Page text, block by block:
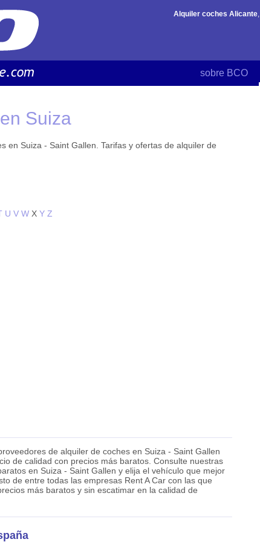
Suiza
en Suiza - Saint Gallen. Tarifas y ofertas de alquiler de
U V W X Y Z
de alquiler de coches en Suiza - Saint Gallen
de calidad con precios más baratos. Consulte nuestras
en Suiza - Saint Gallen y elija el vehículo que mejor
de entre todas las empresas Rent A Car con las que
más baratos y sin escatimar en la calidad de
Alquiler coches Alicante,
sobre BCO